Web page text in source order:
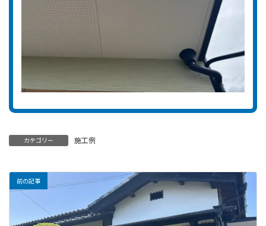
カテゴリー 施工例
前の記事